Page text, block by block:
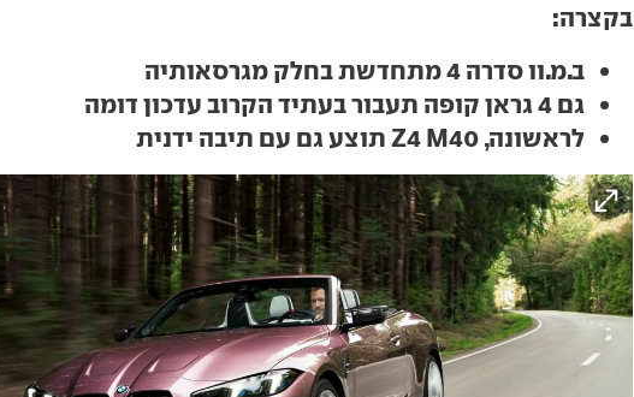
בקצרה:
ב.מ.וו סדרה 4 מתחדשת בחלק מגרסאותיה
גם 4 גראן קופה תעבור בעתיד הקרוב עדכון דומה
לראשונה, Z4 M40 תוצע גם עם תיבה ידנית